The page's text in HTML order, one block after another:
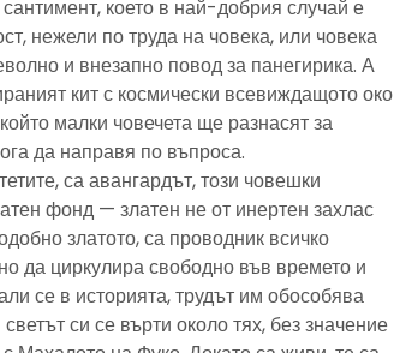
което в най-добрия случай е
нежели по труда на човека, или човека
и внезапно повод за панегирика. А
кит с космически всевиждащото око
малки човечета ще разнасят за
да направя по въпроса.
са авангардът, този човешки
фонд — златен не от инертен захлас
златото, са проводник всичко
да циркулира свободно във времето и
се в историята, трудът им обособява
си се върти около тях, без значение